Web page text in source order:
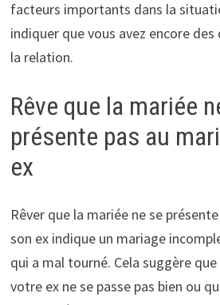
facteurs importants dans la
indiquer que vous avez encore des
la relation.
Rêve que la mariée
présente pas au
ex
Rêver que la mariée ne se
son ex indique un mariage
qui a mal tourné. Cela suggère
votre ex ne se passe pas bien ou